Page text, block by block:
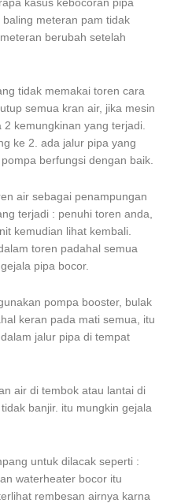
kasus kebocoran pipa
meteran pam tidak
berubah setelah
tidak memakai toren cara
semua kran air, jika mesin
kemungkinan yang terjadi.
ke 2. ada jalur pipa yang
berfungsi dengan baik.
air sebagai penampungan
terjadi : penuhi toren anda,
kemudian lihat kembali.
toren padahal semua
pipa bocor.
pompa booster, bulak
keran pada mati semua, itu
jalur pipa di tempat
air di tembok atau lantai di
banjir. itu mungkin gejala
untuk dilacak seperti :
waterheater bocor itu
rembesan airnya karna